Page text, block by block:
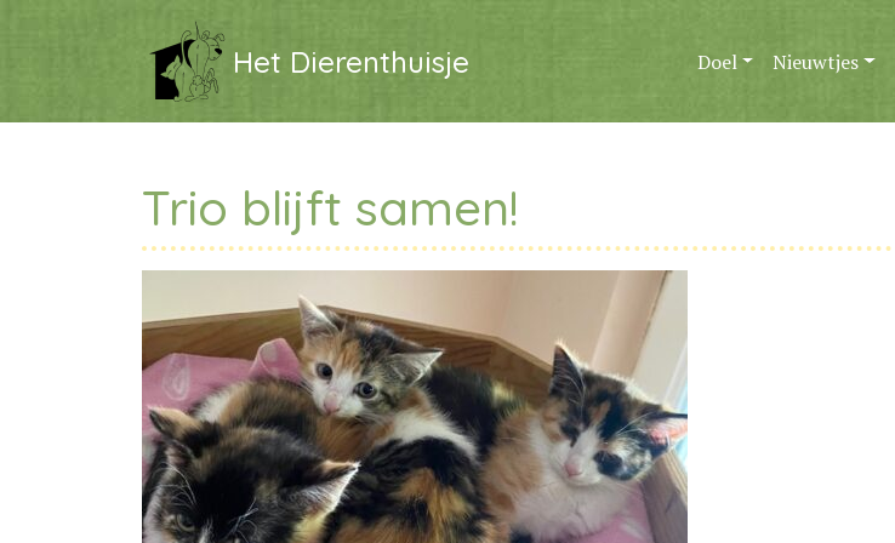
Het Dierenthuisje Doel Nieuwtjes
Trio blijft samen!